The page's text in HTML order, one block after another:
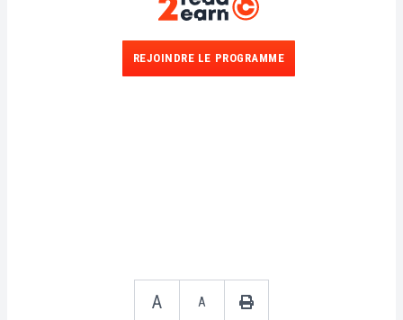
REJOINDRE LE PROGRAMME
A A